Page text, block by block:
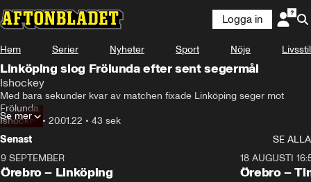
Logga in
Hem Serier Nyheter Sport Nöje Livsstil
Linköping slog Frölunda efter sent segermål
Ishockey
Med bara sekunder kvar av matchen fixade Linköping seger mot
Frölunda.
Ishockey• 20.01.22 • 43 sek
Se mer
Senast
SE ALLA
Plus
9 SEPTEMBER
Örebro – Linköping
Plus
18 AUGUSTI
Örebro –